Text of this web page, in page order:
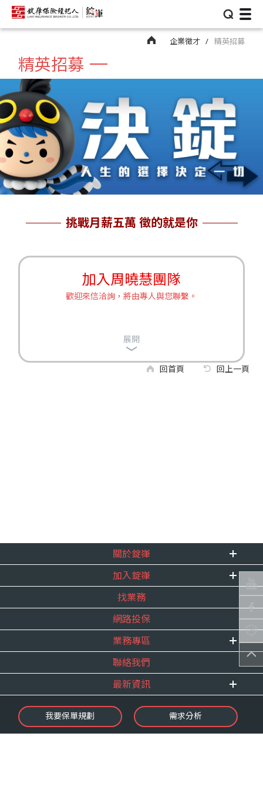
⌕
企業徵才 精英招募
精英招募
挑戰月薪五萬 徵的就是你
展開
加入周曉慧團隊
歡迎來信洽詢，將由專人與您聯繫。
回首頁 回上一頁
關於錠嵂
企業資訊
重要事跡
得獎紀錄
服務宣言
合作夥伴
加入錠嵂
內勤招聘
精英招募
年度增員計畫
找業務
網路投保
業務專區
E 線資源網
聯絡我們
最新資訊
最新消息
錠嵂焦點
我要保單規劃 需求分析